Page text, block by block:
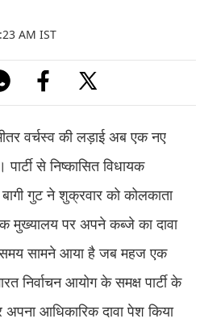
AM IST
वर्चस्व की लड़ाई अब एक नए
से निष्कासित विधायक
गुट ने शुक्रवार को कोलकाता
मुख्यालय पर अपने कब्जे का दावा
सामने आया है जब महज एक
निर्वाचन आयोग के समक्ष पार्टी के
आधिकारिक दावा पेश किया